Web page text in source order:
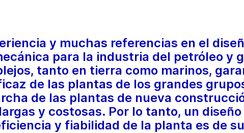
y muchas referencias en el
para la industria del petróleo y
tanto en tierra como marinos,
de las plantas de los grandes
de las plantas de nueva
y costosas. Por lo tanto, un
y fiabilidad de la planta es de